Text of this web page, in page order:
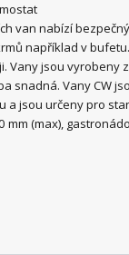
van nabízí
například v
Vany jsou vyrobeny
snadná. Vany CW
a jsou určeny pro
mm (max),